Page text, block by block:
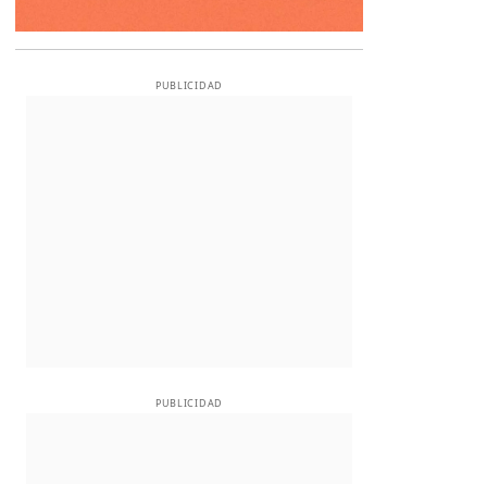
PUBLICIDAD
PUBLICIDAD